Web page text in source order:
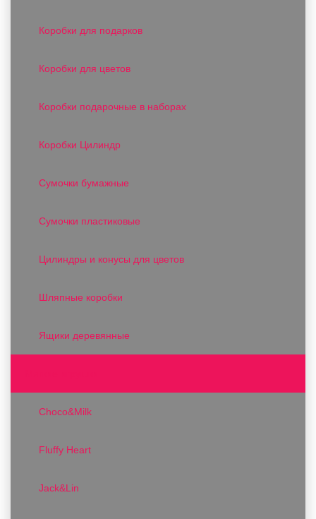
Коробки для подарков
Коробки для цветов
Коробки подарочные в наборах
Коробки Цилиндр
Сумочки бумажные
Сумочки пластиковые
Цилиндры и конусы для цветов
Шляпные коробки
Ящики деревянные
Choco&Milk
Fluffy Heart
Jack&Lin